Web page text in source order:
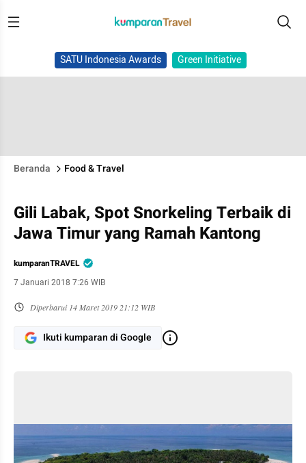
SATU Indonesia Awards Green Initiative
Beranda Food & Travel
Gili Labak, Spot Snorkeling Terbaik di
Jawa Timur yang Ramah Kantong
kumparanTRAVEL
7 Januari 2018 7:26 WIB
Diperbarui 14 Maret 2019 21:12 WIB
Ikuti kumparan di Google